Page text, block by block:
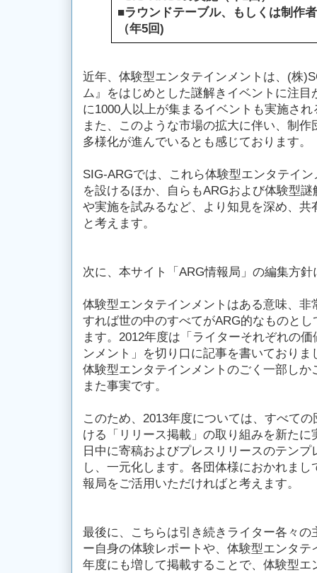
■ラウンドテーブル、もしくは制作
（年5回)
近年、体験型エンタテインメントは、(株
ム』をはじめとした謎解きイベントに注
に1000人以上が集まるイベントも実施さ
また、このような市場の拡大に伴い、制
多様化が進んでいるとも感じております。
SIG-ARGでは、これら体験型エンタテイ
を設けるほか、自らもARGおよび体験型
や実施を試みるなど、より知見を深め、
と考えます。
次に、本サイト「ARG情報局」の編集方
体験型エンタテインメントはある意味、
すれば世の中のすべてがARG的なものと
ます。2012年度は「ライターそれぞれの
ンメント」を切り口に記事を書いており
体験型エンタテインメントのごく一部し
また事実です。
このため、2013年度については、すべて
ける「リリース掲載」の取り組みを新た
日中に寄稿およびプレスリリースのテン
し、一元化します。各団体様におかれま
報局をご活用いただければと考えます。
最後に、こちらは引き続きライター各々
ー自身の体験レポートや、体験型エンタ
年度にも増して掲載することで、体験型